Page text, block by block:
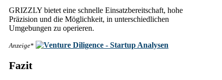
GRIZZLY bietet eine schnelle Einsatzbereitschaft, hohe
Präzision und die Möglichkeit, in unterschiedlichen
Umgebungen zu operieren.
Anzeige*
Fazit